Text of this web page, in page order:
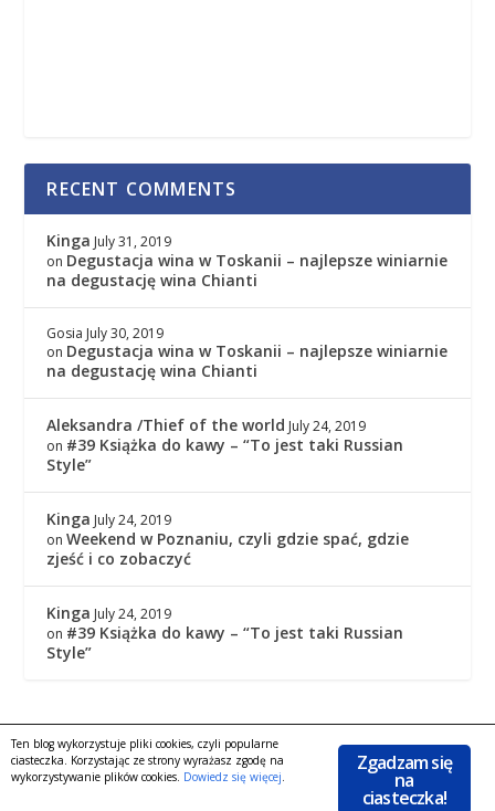
RECENT COMMENTS
Kinga July 31, 2019
on Degustacja wina w Toskanii – najlepsze winiarnie
na degustację wina Chianti
Gosia July 30, 2019
on Degustacja wina w Toskanii – najlepsze winiarnie
na degustację wina Chianti
Aleksandra /Thief of the world July 24, 2019
on #39 Książka do kawy – “To jest taki Russian
Style”
Kinga July 24, 2019
onWeekend w Poznaniu, czyli gdzie spać, gdzie
zjeść i co zobaczyć
Kinga July 24, 2019
on #39 Książka do kawy – “To jest taki Russian
Style”
Copyright © 2016KingaGaja Travels |
POLITYKA
PRYWATNOŚCI|Facebook
Zgadzam się
na
ciasteczka!
Ten blog wykorzystuje pliki cookies, czyli popularne
ciasteczka. Korzystając ze strony wyrażasz zgodę na
wykorzystywanie plików cookies. Dowiedz się więcej.